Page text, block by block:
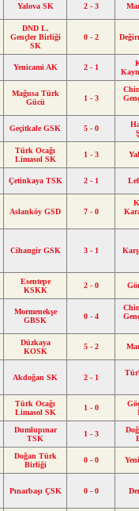
Yalova SK 2 - 3
DND L.
Gençler Birliği
SK
0 - 2
Yenicami AK 2 - 1
Mağusa Türk
Gücü
1 - 3
Geçitkale GSK 5 - 0
Türk Ocağı
Limasol SK
1 - 3
Çetinkaya TSK 2 - 1
Aslanköy GSD 7 - 0
Cihangir GSK 3 - 1
Esentepe
KSKK
2 - 0
Mormenekşe
GBSK
0 - 4
Düzkaya
KOSK
5 - 2
Akdoğan SK 2 - 1
Türk Ocağı
Limasol SK
1 - 0
Dumlupınar
TSK
1 - 3
Doğan Türk
Birliği
0 - 0
Pınarbaşı ÇSK 0 - 0